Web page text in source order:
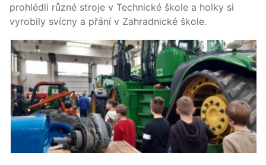
prohlédli různé stroje v Technické škole a holky si
vyrobily svícny a přání v Zahradnické škole.